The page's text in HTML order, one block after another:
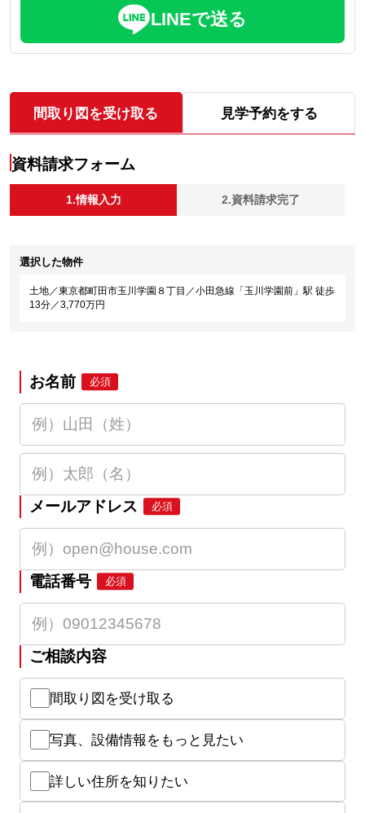
LINEで送る
間取り図を受け取る 見学予約をする
資料請求フォーム
1.情報入力 2.資料請求完了
選択した物件
土地／東京都町田市玉川学園８丁目／小田急線「玉川学園前」駅 徒歩
13分／3,770万円
お名前 必須
メールアドレス 必須
電話番号 必須
ご相談内容
間取り図を受け取る
写真、設備情報をもっと見たい
詳しい住所を知りたい